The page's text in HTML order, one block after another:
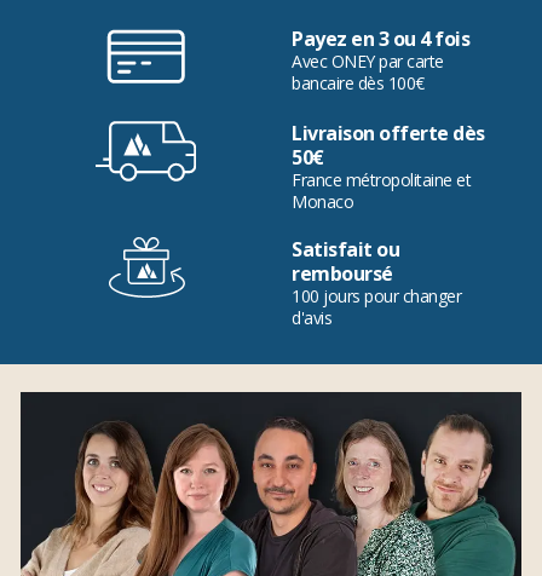
Payez en 3 ou 4 fois
Avec ONEY par carte
bancaire dès 100€
Livraison offerte dès
50€
France métropolitaine et
Monaco
Satisfait ou
remboursé
100 jours pour changer
d'avis